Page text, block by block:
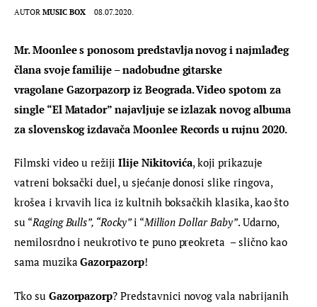
AUTOR MUSIC BOX 08.07.2020.
Mr. Moonlee s ponosom predstavlja novog i najmlađeg
člana svoje familije – nadobudne gitarske
vragolane Gazorpazorp iz Beograda. Video spotom za
single “El Matador” najavljuje se izlazak novog albuma
za slovenskog izdavača Moonlee Records u rujnu 2020.
Filmski video u režiji Ilije Nikitovića, koji prikazuje
vatreni boksački duel, u sjećanje donosi slike ringova,
krošea i krvavih lica iz kultnih boksačkih klasika, kao što
su “Raging Bulls”, “Rocky” i “Million Dollar Baby”. Udarno,
nemilosrdno i neukrotivo te puno preokreta  – slično kao
sama muzika Gazorpazorp!
Tko su Gazorpazorp? Predstavnici novog vala nabrijanih